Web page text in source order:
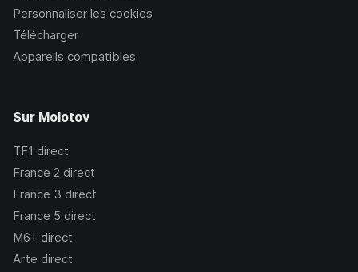
Personnaliser les cookies
Télécharger
Appareils compatibles
Sur Molotov
TF1 direct
France 2 direct
France 3 direct
France 5 direct
M6+ direct
Arte direct